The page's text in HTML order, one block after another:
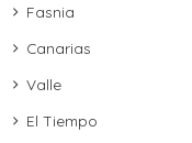
Fasnia
Canarias
Valle
El Tiempo